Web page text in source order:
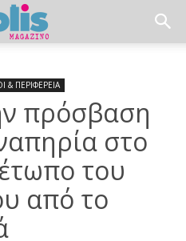
& ΠΕΡΙΦΕΡΕΙΑ
πρόσβαση
στο
του
από το